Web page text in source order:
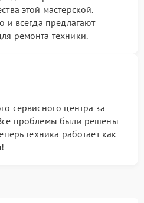
этой мастерской.
и всегда предлагают
ремонта техники.
сервисного центра за
проблемы были решены
техника работает как